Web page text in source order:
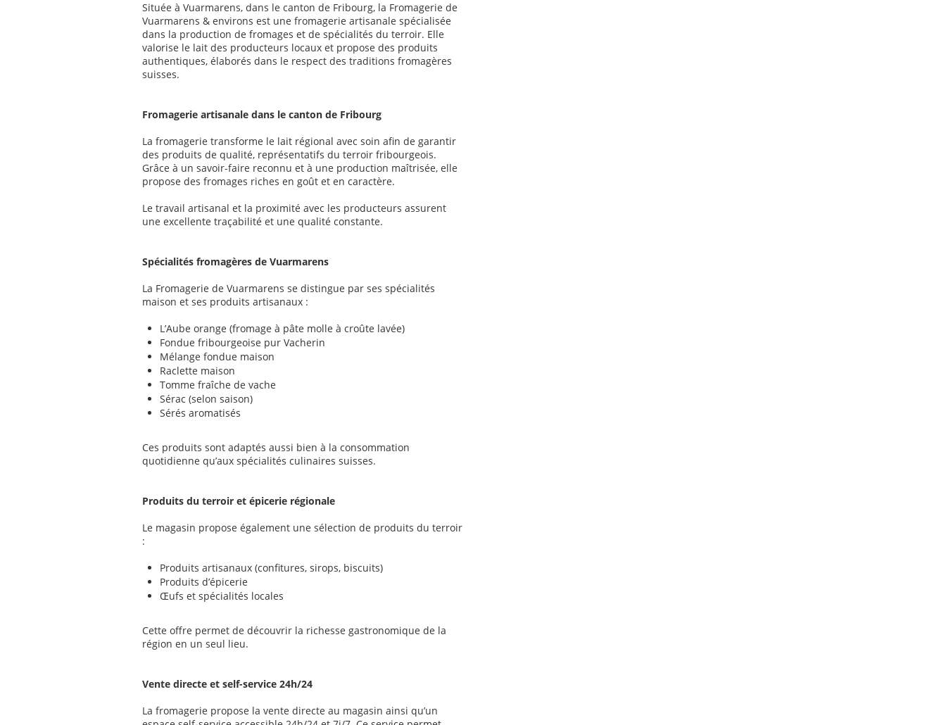
Située à Vuarmarens, dans le canton de Fribourg, la Fromagerie de
Vuarmarens & environs est une fromagerie artisanale spécialisée
dans la production de fromages et de spécialités du terroir. Elle
valorise le lait des producteurs locaux et propose des produits
authentiques, élaborés dans le respect des traditions fromagères
suisses.
Fromagerie artisanale dans le canton de Fribourg
La fromagerie transforme le lait régional avec soin afin de garantir
des produits de qualité, représentatifs du terroir fribourgeois.
Grâce à un savoir-faire reconnu et à une production maîtrisée, elle
propose des fromages riches en goût et en caractère.
Le travail artisanal et la proximité avec les producteurs assurent
une excellente traçabilité et une qualité constante.
Spécialités fromagères de Vuarmarens
La Fromagerie de Vuarmarens se distingue par ses spécialités
maison et ses produits artisanaux :
L’Aube orange (fromage à pâte molle à croûte lavée)
Fondue fribourgeoise pur Vacherin
Mélange fondue maison
Raclette maison
Tomme fraîche de vache
Sérac (selon saison)
Sérés aromatisés
Ces produits sont adaptés aussi bien à la consommation
quotidienne qu’aux spécialités culinaires suisses.
Produits du terroir et épicerie régionale
Le magasin propose également une sélection de produits du terroir
:
Produits artisanaux (confitures, sirops, biscuits)
Produits d’épicerie
Œufs et spécialités locales
Cette offre permet de découvrir la richesse gastronomique de la
région en un seul lieu.
Vente directe et self-service 24h/24
La fromagerie propose la vente directe au magasin ainsi qu’un